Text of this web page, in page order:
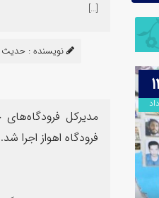
[…]
نویسنده : حدیث
مدیرکل
فرودگاه اهواز اجرا شد.
۱۳
مرداد